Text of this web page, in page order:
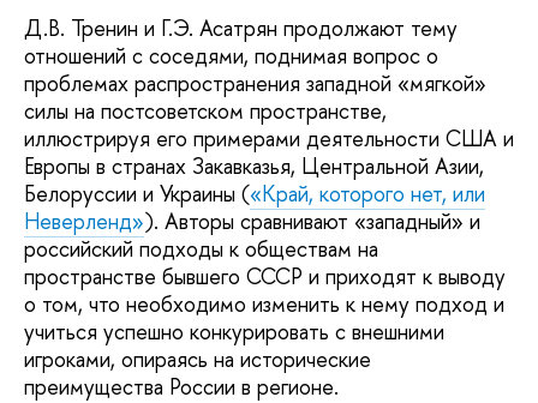
Д.В. Тренин и Г.Э. Асатрян продолжают тему
отношений с соседями, поднимая вопрос о
проблемах распространения западной «мягкой»
силы на постсоветском пространстве,
иллюстрируя его примерами деятельности США и
Европы в странах Закавказья, Центральной Азии,
Белоруссии и Украины («Край, которого нет, или
Неверленд»). Авторы сравнивают «западный» и
российский подходы к обществам на
пространстве бывшего СССР и приходят к выводу
о том, что необходимо изменить к нему подход и
учиться успешно конкурировать с внешними
игроками, опираясь на исторические
преимущества России в регионе.